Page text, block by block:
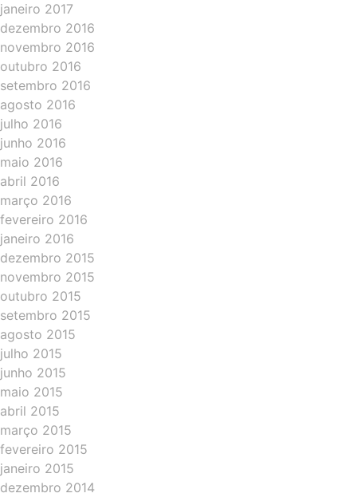
janeiro 2017
dezembro 2016
novembro 2016
outubro 2016
setembro 2016
agosto 2016
julho 2016
junho 2016
maio 2016
abril 2016
março 2016
fevereiro 2016
janeiro 2016
dezembro 2015
novembro 2015
outubro 2015
setembro 2015
agosto 2015
julho 2015
junho 2015
maio 2015
abril 2015
março 2015
fevereiro 2015
janeiro 2015
dezembro 2014